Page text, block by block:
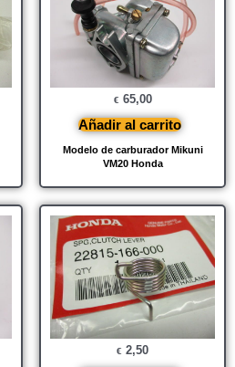
Modelo de carburador Mikuni
VM20 Honda
€ 65,00
Añadir al carrito
€ 2,50